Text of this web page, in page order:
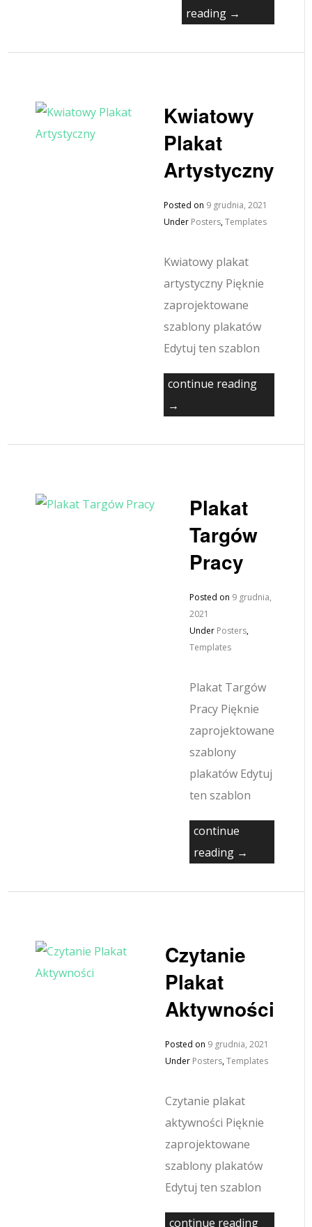
reading →
Kwiatowy
Plakat
Artystyczny
Posted on 9 grudnia, 2021
Under Posters,Templates
Kwiatowy plakat
artystyczny Pięknie
zaprojektowane
szablony plakatów
Edytuj ten szablon
continue reading
→
Plakat
Targów
Pracy
Posted on 9 grudnia,
2021
Under Posters,
Templates
Plakat Targów
Pracy Pięknie
zaprojektowane
szablony
plakatów Edytuj
ten szablon
continue
reading →
Czytanie
Plakat
Aktywności
Posted on 9 grudnia, 2021
Under Posters,Templates
Czytanie plakat
aktywności Pięknie
zaprojektowane
szablony plakatów
Edytuj ten szablon
continue reading